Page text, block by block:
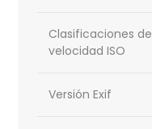
Clasificaciones de
velocidad ISO
Versión Exif